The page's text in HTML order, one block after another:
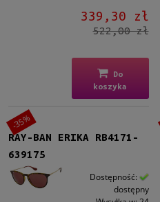
339,30 zł
522,00 zł
Do
koszyka
RAY-BAN ERIKA RB4171-
639175
Dostępność:
dostępny
-35%